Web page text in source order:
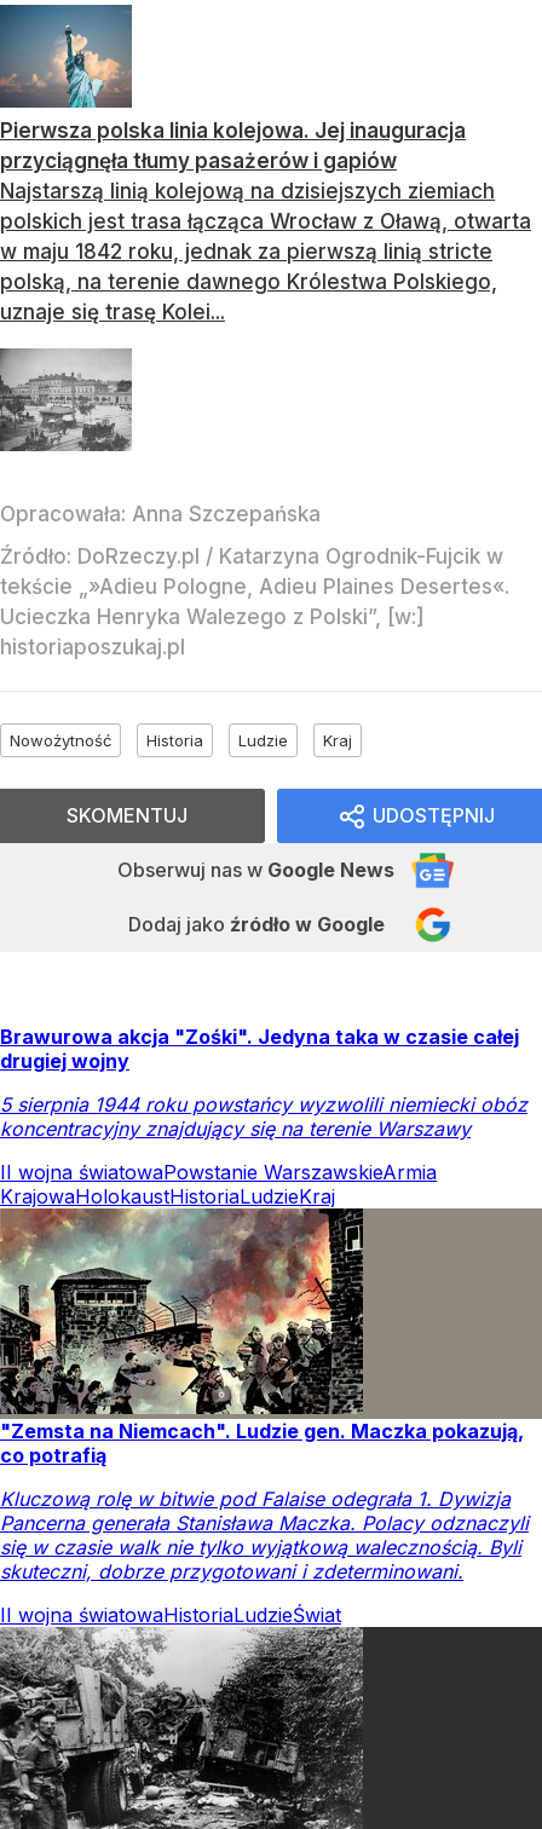
Pierwsza polska linia kolejowa. Jej inauguracja
przyciągnęła tłumy pasażerów i gapiów
Najstarszą linią kolejową na dzisiejszych ziemiach
polskich jest trasa łącząca Wrocław z Oławą, otwarta
w maju 1842 roku, jednak za pierwszą linią stricte
polską, na terenie dawnego Królestwa Polskiego,
uznaje się trasę Kolei...
Opracowała: Anna Szczepańska
Źródło: DoRzeczy.pl / Katarzyna Ogrodnik-Fujcik w
tekście „»Adieu Pologne, Adieu Plaines Desertes«.
Ucieczka Henryka Walezego z Polski”, [w:]
historiaposzukaj.pl
Nowożytność Historia Ludzie Kraj
UDOSTĘPNIJ
Obserwuj nas w Google News
Dodaj jako źródło w Google
SKOMENTUJ
Brawurowa akcja "Zośki". Jedyna taka w czasie całej
drugiej wojny
5 sierpnia 1944 roku powstańcy wyzwolili niemiecki obóz
koncentracyjny znajdujący się na terenie Warszawy
II wojna światowaPowstanie WarszawskieArmia
KrajowaHolokaustHistoriaLudzieKraj
"Zemsta na Niemcach". Ludzie gen. Maczka pokazują,
co potrafią
Kluczową rolę w bitwie pod Falaise odegrała 1. Dywizja
Pancerna generała Stanisława Maczka. Polacy odznaczyli
się w czasie walk nie tylko wyjątkową walecznością. Byli
skuteczni, dobrze przygotowani i zdeterminowani.
II wojna światowaHistoriaLudzieŚwiat